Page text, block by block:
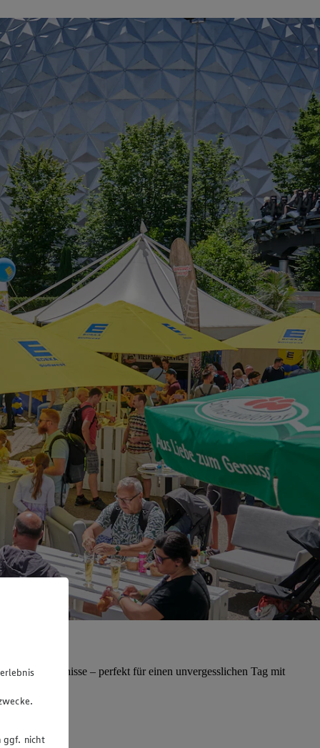
Erlebnisse – perfekt für einen unvergesslichen Tag mit
ggf. nicht